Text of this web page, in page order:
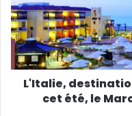
L'Italie,
cet été, le